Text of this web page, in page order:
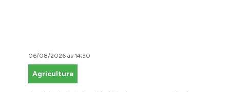
06/08/2026 às 14:30
Agricultura